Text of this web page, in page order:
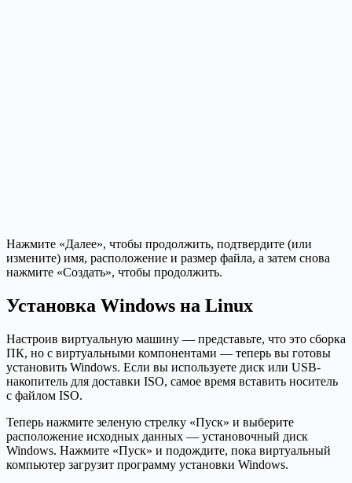
Нажмите «Далее», чтобы продолжить, подтвердите (или
измените) имя, расположение и размер файла, а затем снова
нажмите «Создать», чтобы продолжить.
Установка Windows на Linux
Настроив виртуальную машину — представьте, что это сборка
ПК, но с виртуальными компонентами — теперь вы готовы
установить Windows. Если вы используете диск или USB-
накопитель для доставки ISO, самое время вставить носитель
с файлом ISO.
Теперь нажмите зеленую стрелку «Пуск» и выберите
расположение исходных данных — установочный диск
Windows. Нажмите «Пуск» и подождите, пока виртуальный
компьютер загрузит программу установки Windows.